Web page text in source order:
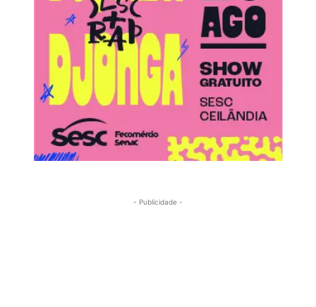
- Publicidade -